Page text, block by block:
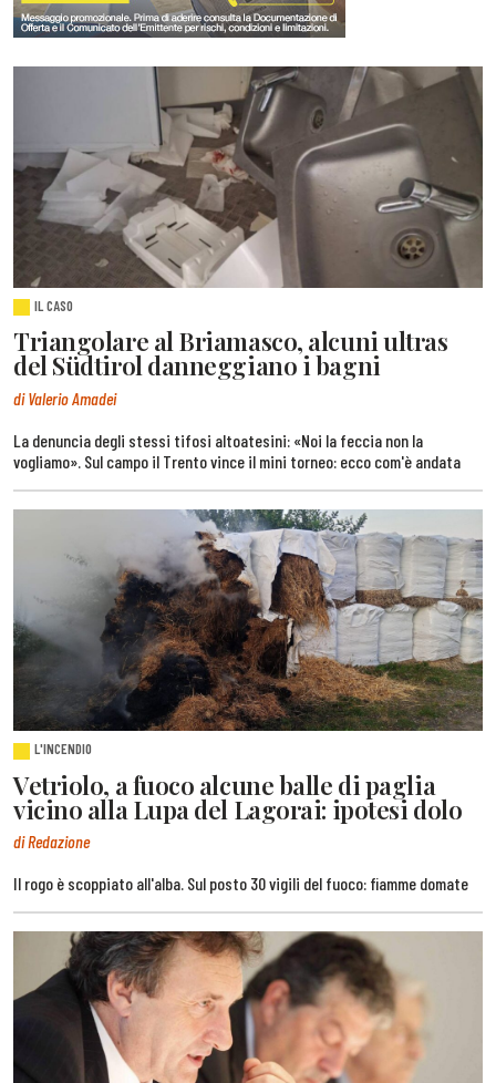
IL CASO
Triangolare al Briamasco, alcuni ultras
del Südtirol danneggiano i bagni
di Valerio Amadei
La denuncia degli stessi tifosi altoatesini: «Noi la feccia non la
vogliamo». Sul campo il Trento vince il mini torneo: ecco com'è andata
L'INCENDIO
Vetriolo, a fuoco alcune balle di paglia
vicino alla Lupa del Lagorai: ipotesi dolo
di Redazione
Il rogo è scoppiato all'alba. Sul posto 30 vigili del fuoco: fiamme domate